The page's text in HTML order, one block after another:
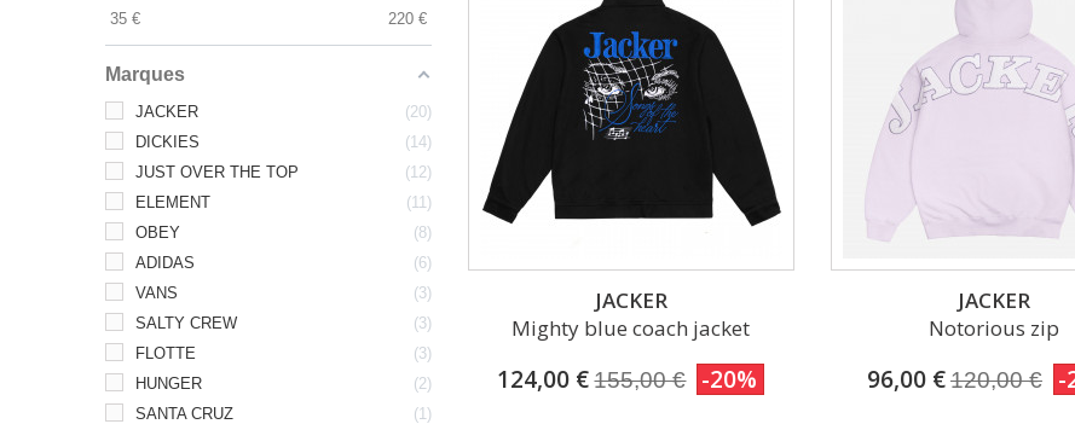
35 € 220 €
Marques
JACKER
20
DICKIES
14
JUST OVER THE TOP
12
ELEMENT
11
OBEY
8
ADIDAS
6
VANS
3
SALTY CREW
3
FLOTTE
3
HUNGER
2
SANTA CRUZ
1
JACKER
Mighty blue coach jacket
124,00 € 155,00 € -20%
JACKER
Notorious zip
96,00 €120,00 € -